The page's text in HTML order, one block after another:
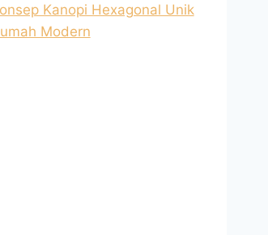
Kanopi Hexagonal Unik
Modern